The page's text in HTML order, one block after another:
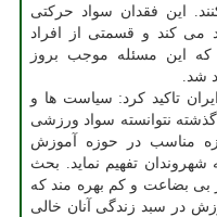
این فقدان سواد حرکتی
می کند و قسمتی از افراد
که این مسئله موجب بروز
شد.
تاکید کرد: سیاست ها و
نتوانسته سواد ورزشی
مناسب در حوزه آموزش
تفهیم نماید. بحث
بی بضاعت و کم بهره مند که
در سبد زندگی آنان خالی